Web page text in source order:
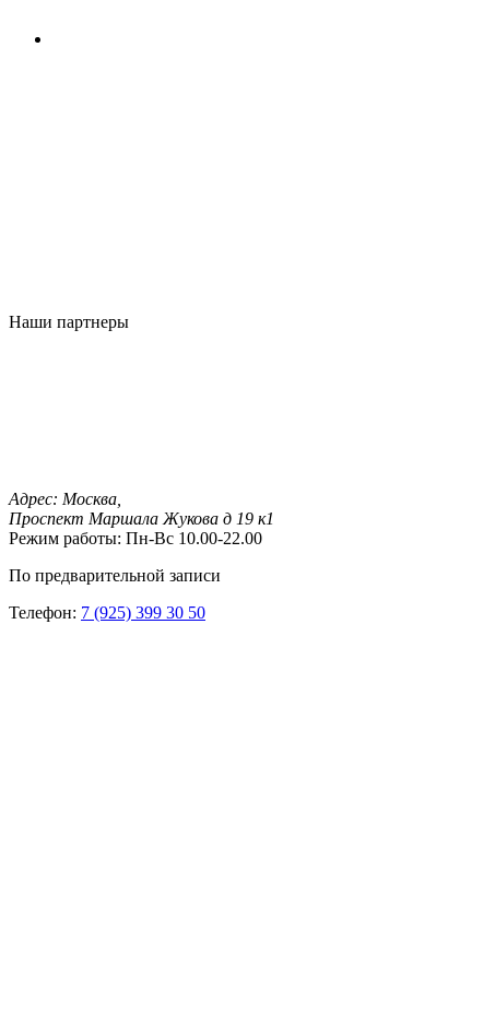
Наши партнеры
Адрес: Москва,
Проспект Маршала Жукова д 19 к1
Режим работы: Пн-Вс 10.00-22.00
По предварительной записи
Телефон: 7 (925) 399 30 50